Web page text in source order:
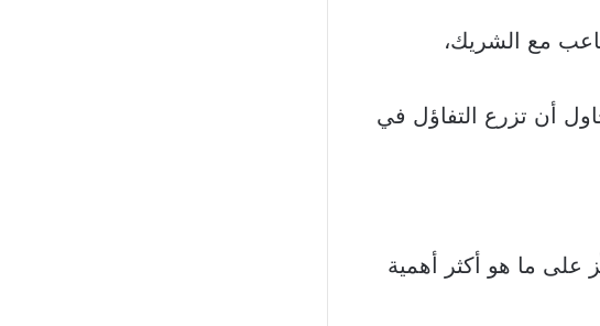
مع الشريك،
أن تزرع التفاؤل في
على ما هو أكثر أهمية